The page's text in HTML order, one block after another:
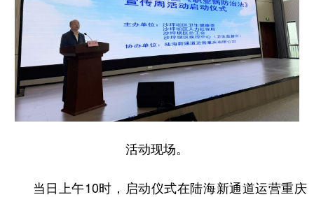
活动现场。
当日上午10时，启动仪式在陆海新通道运营重庆